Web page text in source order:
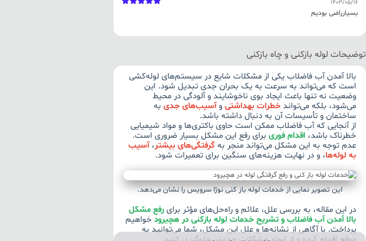
1403/05/16
بسیارراضی بودیم
توضیحات لوله بازکنی و چاه بازکنی
بالا آمدن آب فاضلاب یکی از مشکلات شایع در سیستم‌های لوله‌کشی
است که می‌تواند به سرعت به یک بحران جدی تبدیل شود. این
وضعیت نه تنها باعث ایجاد بوی ناخوشایند و آلودگی در محیط
می‌شود، بلکه می‌تواندخطرات بهداشتی وآسیب‌های جدی به
ساختمان و تأسیسات آن به دنبال داشته باشد.
از آنجایی که آب فاضلاب ممکن است حاوی باکتری‌ها و مواد شیمیایی
خطرناک باشد، اقدام فوری برای رفع این مشکل بسیار ضروری است.
عدم توجه به این مشکل می‌تواند منجر به گرفتگی‌های بیشتر،آسیب
به لوله‌ها، و در نهایت هزینه‌های سنگین برای تعمیرات شود.
این تصویر نمایی از خدمات لوله باز کنی نوژا سرویس را نشان می‌دهد.
در این مقاله، به بررسی علل، علائم و راه‌حل‌های مؤثر برایرفع مشکل
بالا آمدن آب فاضلاب و تشریح خدمات لوله بازکنی در هچیرود خواهیم
پرداخت. با آگاهی از نشانه‌ها و علل این مشکل، شما می‌توانید به